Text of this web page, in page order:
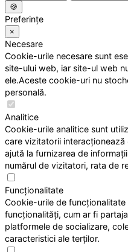
🍪
Preferințe
×
Necesare
Cookie-urile necesare sunt
site-ului web, iar site-ul web
ele.Aceste cookie-uri nu
personală.
Analitice
Cookie-urile analitice sunt
care vizitatorii
ajută la furnizarea de
numărul de vizitatori, rata de
Funcționalitate
Cookie-urile de funcționalitate
funcționalități, cum ar fi
platformele de socializare,
caracteristici ale terților.